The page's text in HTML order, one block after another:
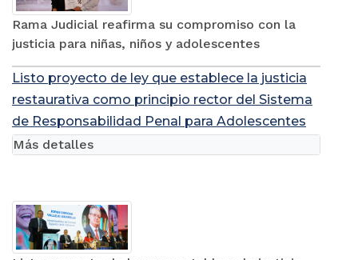
Rama Judicial reafirma su compromiso con la
justicia para niñas, niños y adolescentes
Listo proyecto de ley que establece la justicia
restaurativa como principio rector del Sistema
de Responsabilidad Penal para Adolescentes
Más detalles